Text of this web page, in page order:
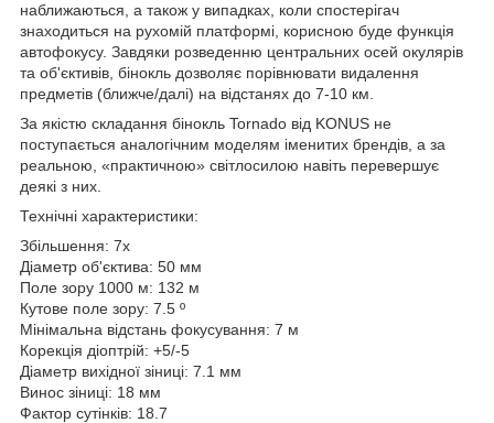
наближаються, а також у випадках, коли спостерігач
знаходиться на рухомій платформі, корисною буде функція
автофокусу. Завдяки розведенню центральних осей окулярів
та об'єктивів, бінокль дозволяє порівнювати видалення
предметів (ближче/далі) на відстанях до 7-10 км.
За якістю складання бінокль Tornado від KONUS не
поступається аналогічним моделям іменитих брендів, а за
реальною, «практичною» світлосилою навіть перевершує
деякі з них.
Технічні характеристики:
Збільшення: 7x
Діаметр об'єктива: 50 мм
Поле зору 1000 м: 132 м
Кутове поле зору: 7.5 º
Мінімальна відстань фокусування: 7 м
Корекція діоптрій: +5/-5
Діаметр вихідної зіниці: 7.1 мм
Винос зіниці: 18 мм
Фактор сутінків: 18.7